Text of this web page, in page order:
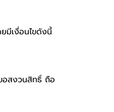
มีเงื่อนไขดังนี้
อสงวนสิทธิ์ ถือ